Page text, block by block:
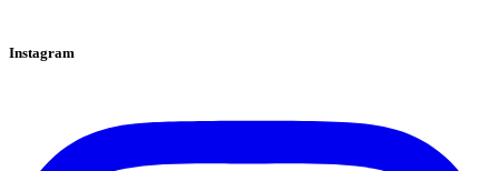
Instagram